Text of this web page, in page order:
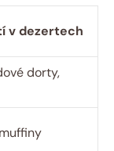
v dezertech
dorty,